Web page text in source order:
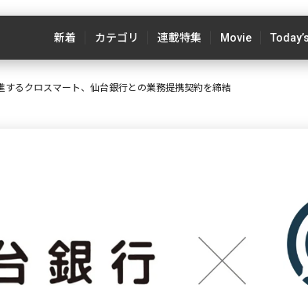
新着 カテゴリ 連載特集 Movie
するクロスマート、仙台銀行との業務提携契約を締結